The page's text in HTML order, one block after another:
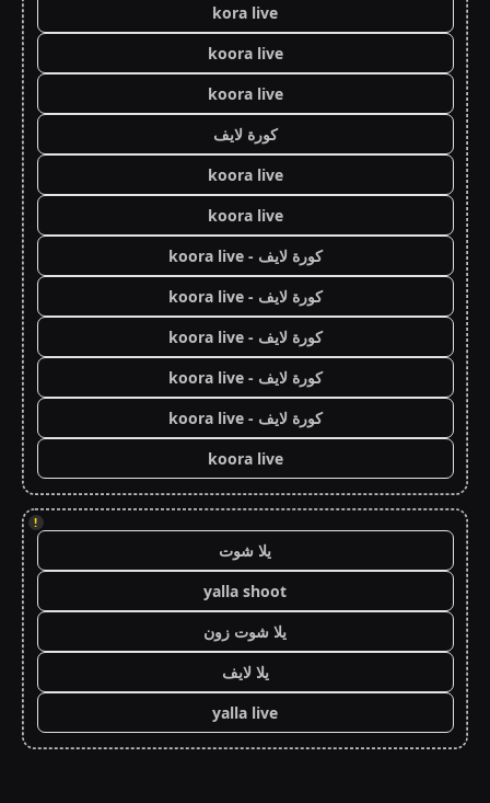
kora live
koora live
koora live
كورة لايف
koora live
koora live
كورة لايف - koora live
كورة لايف - koora live
كورة لايف - koora live
كورة لايف - koora live
كورة لايف - koora live
koora live
!
يلا شوت
yalla shoot
يلا شوت زون
يلا لايف
yalla live